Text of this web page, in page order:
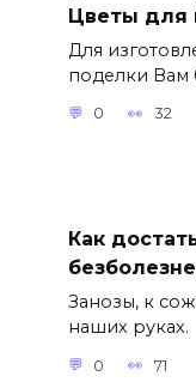
Цветы для
Для
поделки Вам
0 32
Как
Занозы, к
наших руках.
0 71